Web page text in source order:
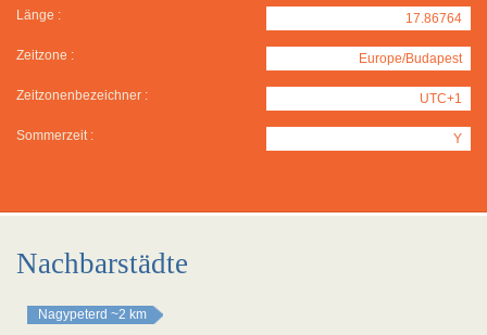
Länge : 17.86764
Zeitzone : Europe/Budapest
Zeitzonenbezeichner : UTC+1
Sommerzeit : Y
Nachbarstädte
Nagypeterd ~2 km